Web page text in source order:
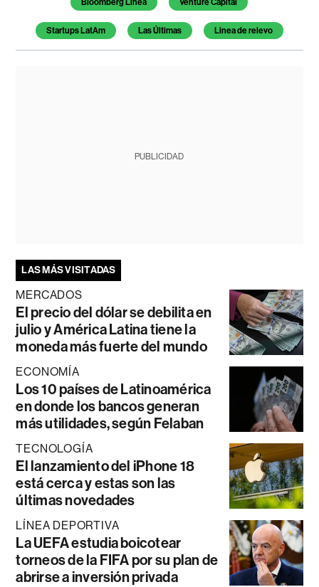
Bloomberg Línea Venture Capital
Startups LatAm Las Últimas Linea de relevo
PUBLICIDAD
LAS MÁS VISITADAS
MERCADOS
El precio del dólar se debilita en
julio y América Latina tiene la
moneda más fuerte del mundo
ECONOMÍA
Los 10 países de Latinoamérica
en donde los bancos generan
más utilidades, según Felaban
TECNOLOGÍA
El lanzamiento del iPhone 18
está cerca y estas son las
últimas novedades
LÍNEA DEPORTIVA
La UEFA estudia boicotear
torneos de la FIFA por su plan de
abrirse a inversión privada